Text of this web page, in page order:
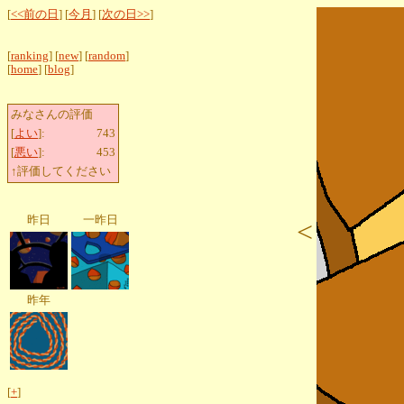
[<<前の日 ] [今月 ] [次の日>>]
[ranking] [new] [random]
[home] [blog]
みなさんの評価
[よい]:
743
[悪い]:
453
↑評価してください
昨日 一昨日
昨年
[+]
<